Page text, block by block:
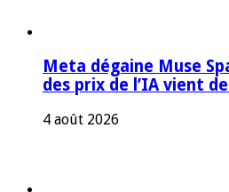
Meta dégaine Muse
des prix de l’IA vient
4 août 2026